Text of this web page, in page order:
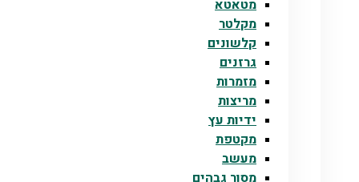
מטאטא
מקלטר
קלשונים
גרזנים
מזמרות
מריצות
ידיות עץ
מקטפת
מעשב
מסור גבהים